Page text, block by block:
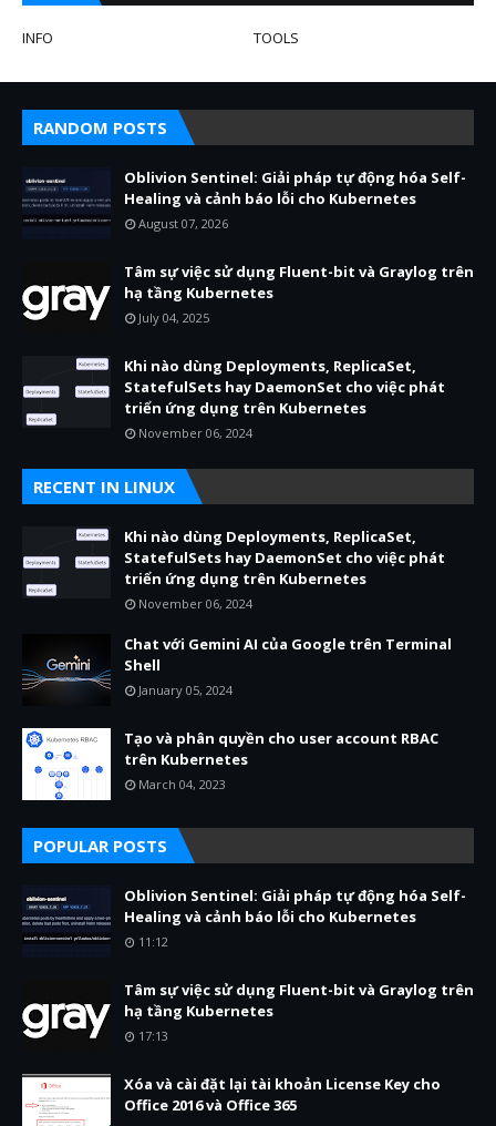
INFO TOOLS
RANDOM POSTS
Oblivion Sentinel: Giải pháp tự động hóa Self-
Healing và cảnh báo lỗi cho Kubernetes
August 07, 2026
Tâm sự việc sử dụng Fluent-bit và Graylog trên
hạ tầng Kubernetes
July 04, 2025
Khi nào dùng Deployments, ReplicaSet,
StatefulSets hay DaemonSet cho việc phát
triển ứng dụng trên Kubernetes
November 06, 2024
RECENT IN LINUX
Khi nào dùng Deployments, ReplicaSet,
StatefulSets hay DaemonSet cho việc phát
triển ứng dụng trên Kubernetes
November 06, 2024
Chat với Gemini AI của Google trên Terminal
Shell
January 05, 2024
Tạo và phân quyền cho user account RBAC
trên Kubernetes
March 04, 2023
POPULAR POSTS
Oblivion Sentinel: Giải pháp tự động hóa Self-
Healing và cảnh báo lỗi cho Kubernetes
11:12
Tâm sự việc sử dụng Fluent-bit và Graylog trên
hạ tầng Kubernetes
17:13
Xóa và cài đặt lại tài khoản License Key cho
Office 2016 và Office 365